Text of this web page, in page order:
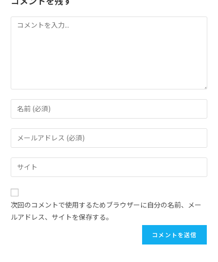
次回のコメントで使用するためブラウザーに自分の名前、メー
ルアドレス、サイトを保存する。